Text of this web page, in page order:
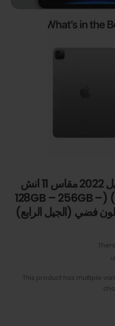
Apple يباد برو موديل 2022 مقاس 11 انش
(واي فاي + شريحة) (128GB – 256GB –
This product has multiple